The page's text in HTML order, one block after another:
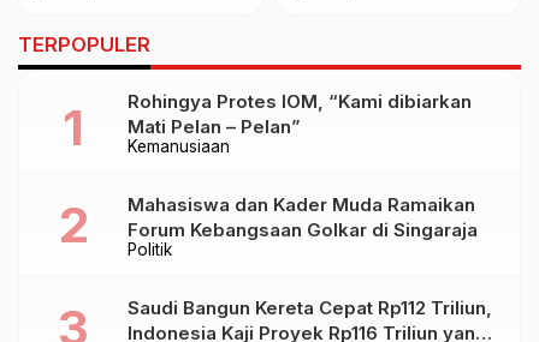
Dianggap Intimidatif
TERPOPULER
Kemanusiaan
Rohingya Protes IOM, “Kami dibiarkan
Mati Pelan – Pelan”
Politik
Mahasiswa dan Kader Muda Ramaikan
Forum Kebangsaan Golkar di Singaraja
Saudi Bangun Kereta Cepat Rp112 Triliun,
Indonesia Kaji Proyek Rp116 Triliun yang